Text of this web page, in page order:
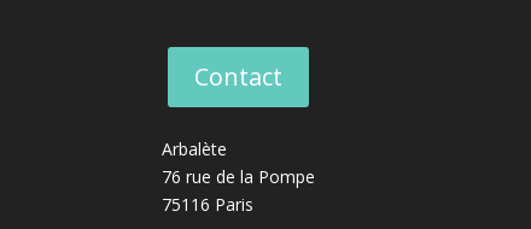
Contact
Arbalète
76 rue de la Pompe
75116 Paris